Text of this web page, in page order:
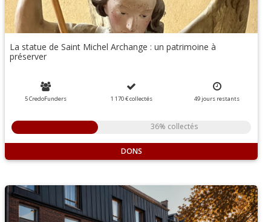
La statue de Saint Michel Archange : un patrimoine à
préserver
5 CredoFunders 1 170 €collectés 49jours restants
36% collectés
DONS